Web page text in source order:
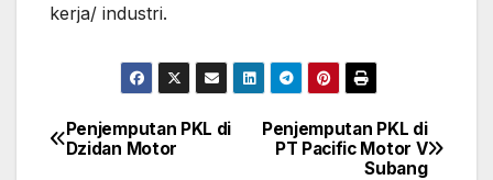
kerja/ industri.
Navigasi
Penjemputan PKL di
PT Pacific Motor V
Subang
Penjemputan PKL di
Dzidan Motor